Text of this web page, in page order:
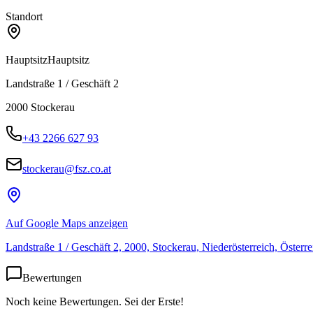
Standort
HauptsitzHauptsitz
Landstraße 1 / Geschäft 2
2000 Stockerau
+43 2266 627 93
stockerau@fsz.co.at
Auf Google Maps anzeigen
Landstraße 1 / Geschäft 2, 2000, Stockerau, Niederösterreich,
Bewertungen
Noch keine Bewertungen. Sei der Erste!